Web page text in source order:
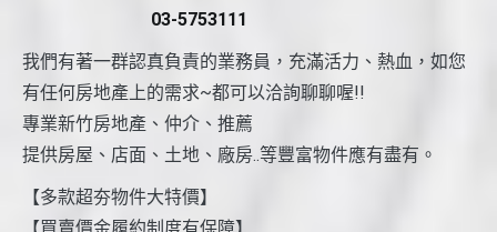
03-5753111
我們有著一群認真負責的業務員，充滿活力、熱血，如您
有任何房地產上的需求~都可以洽詢聊聊喔!!
專業新竹房地產、仲介、推薦
提供房屋、店面、土地、廠房..等豐富物件應有盡有。
【多款超夯物件大特價】